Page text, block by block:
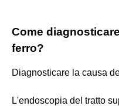
Come
ferro?
Diagnosticare la causa
L'endoscopia del tratto